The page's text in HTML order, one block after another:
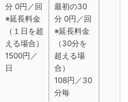
分 0円／回
※延長料金
（１日を超
える場合）
1500円／
日
最初の30
分 0円／回
※延長料金
（30分を
超える場
合）
108円／30
分毎